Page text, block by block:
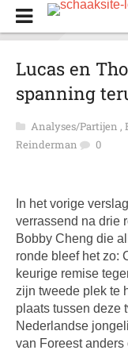
Lucas en
spanning
Analyses/Partijen ,
Reinderman
0
In het vorige
verrassend na drie
Bobby Cheng die
ronde bleef het zo:
keurige remise
zijn tweede plek te
plaats tussen deze
Nederlandse
van Foreest anders